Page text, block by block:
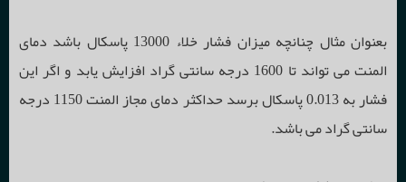
بعنوان مثال چنانچه میزان فشار خلاء 13000 پاسکال باشد دمای
المنت می تواند تا 1600 درجه سانتی گراد افزایش یابد و اگر این
فشار به 0.013 پاسکال برسد حداکثر دمای مجاز المنت 1150 درجه
سانتی گراد می باشد.